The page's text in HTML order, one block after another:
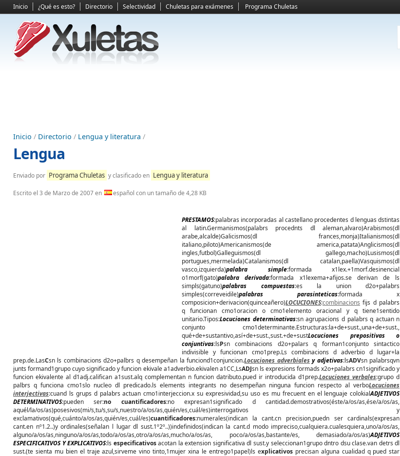
Inicio ¿Qué es esto? Directorio Selectividad Chuletas para exámenes Programa Chuletas
Inicio / Directorio / Lengua y literatura /
Lengua
Enviado por Programa Chuletas y clasificado en Lengua y literatura
Escrito el 3 de Marzo de 2007en español con un tamaño de 4,28 KB
PRESTAMOS:palabras incorporadas al castellano procedentes d lenguas dstintas
al latin.Germanismos(palabrs procednts dl aleman,alvaro)Arabismos(dl
arabe,alcalde)Galicismos(dl frances,monja)Italianismos(dl
italiano,piloto)Americanismos(de america,patata)Anglicismos(dl
ingles,futbol)Galleguismos(dl gallego,macho)Lusismos(dl
portugues,mermelada)Catalanismos(dl catalan,paella)Vasquismos(dl
vasco,izquierda)palabra simple:formada x1lex.+1morf.desinencial
o1morf(gato)palabra derivada:formada x1lexema+afijos.se derivan de ls
simpls(gatuno)palabras compuestas:es la union d2o+palabrs
simples(correveidile)palabras parasinteticas:formada x
composicion+derivacion(quinceañero)LOCUCIONES:combinacions fijs d palabrs
q funcionan cmo1oracion o cmo1elemento oracional y q tiene1sentido
unitario.Tipos:Locuciones determinativas:sn agrupacions d palabrs q actuan n
conjunto cmo1determinante.Estructuras:la+de+sust.,una+de+sust.,
qué+de+sustantivo,así+de+sust.,sust.+de+sustLocuciones prepositivas o
conjuntivas:lsPsn combinacions d2o+palars q forman1conjunto sintactico
indivisible y funcionan cmo1prep.Ls combinacions d adverbio d lugar+la
prep.de.LasCsn ls combinacions d2o+palbrs q desempeñan la funciond1conjuncion.Locuciones adverbialesy adjetivas:lsADVsn palabrsqvn
junts formand1grupo cuyo significado y funcion ekivale a1adverbio.ekivalen a1CC,LsADJsn ls expresions formads x2o+palabrs cn1significado y
funcion ekivalente al d1adj.califican a1sust.alq complementan n funcion datributo.pued ir introducida d1prep.Locuciones verbales:grupo d
palbrs q funciona cmo1slo nucleo dl predicado.ls elements integrants no desempeñan ninguna funcion respecto al verboLocuciones
interjectivas:cuand ls grups d palabrs actuan cmo1interjeccion.x su expresividad,su uso es mu frecuent en el lenguaje colokialADJETIVOS
DETERMINATIVOS:pueden ser:no cuantificadores:no expresan1significado d cantidad.demostrativos(éste/a/os/as,ése/a/os/as,
aquél/la/os/as)posesivos(mi/s,tu/s,su/s,nuestro/a/os/as,quién/es,cuál/es)interrogativos y
exclamativos(qué,cuánto/a/os/as,quién/es,cuál/es)cuantificadores:numerales(indican la cant.cn precision,puedn ser cardinals(expresan
cant.en nº1.2..)y ordinales(señalan l lugar dl sust.1º2º..))indefinidos(indican la cant.d modo impreciso,cualquiera.cualesquiera,uno/a/os/as,
alguno/a/os/as,ninguno/a/os/as,todo/a/os/as,otro/a/os/as,mucho/a/os/as, poco/a/os/as,bastante/es, demasiado/a/os/as)ADJETIVOS
ESPECIFICATIVOS Y EXPLICATIVOS:ls especificativosacotan la extension significativa dl sust.y seleccionan1grupo dntro dsu clase.van detrs dl
sust.(te sienta mu bien el traje azul,sirveme vino tinto,1mujer xina le entrego1papel)ls explicativosprecisan alguna cualidad q pued star